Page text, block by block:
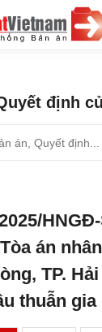
định
án
TP.
thuẫn gia